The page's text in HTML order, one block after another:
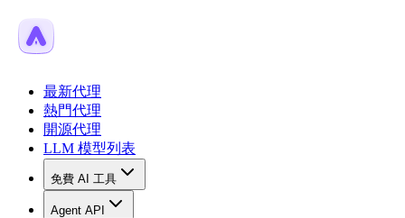
最新代理
熱門代理
開源代理
LLM 模型列表
免費 AI 工具
Agent API